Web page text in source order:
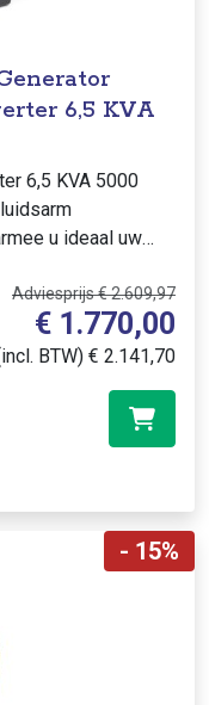
6,5 KVA 5000
u ideaal uw
Adviesprijs € 2.609,97
€ 1.770,00
BTW) € 2.141,70
- 15%